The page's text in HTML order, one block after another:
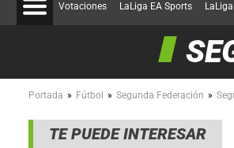
Votaciones LaLiga EA Sports
Portada » Fútbol » Segunda Federación »
TE PUEDE INTERESAR